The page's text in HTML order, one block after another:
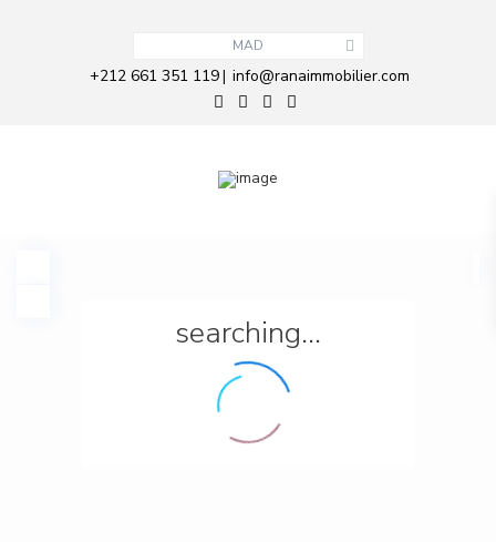
MAD
+212 661 351 119| info@ranaimmobilier.com
searching...